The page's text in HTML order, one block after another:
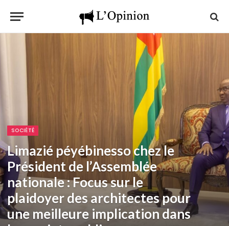
SOCIÉTÉ
Limazié péyébinesso chez le
Président de l’Assemblée
nationale : Focus sur le
plaidoyer des architectes pour
une meilleure implication dans